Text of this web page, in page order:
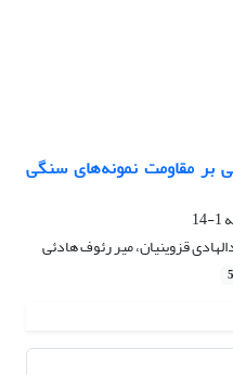
بر مقاومت نمونه‌های سنگی
1-14
قزوینیان، میر رئوف هادئی